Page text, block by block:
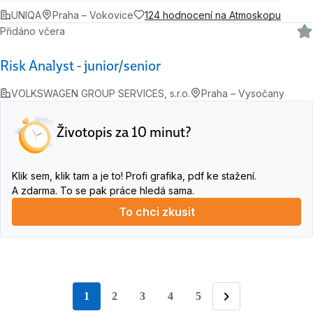
UNIQA
Praha – Vokovice 124 hodnocení na Atmoskopu
Risk Analyst - junior/senior
Přidáno včera
VOLKSWAGEN GROUP SERVICES, s.r.o. Praha – Vysočany
Životopis za 10 minut?
Klik sem, klik tam a je to! Profi grafika, pdf ke stažení.
A zdarma. To se pak práce hledá sama.
To chci zkusit
stránka
1 2 3 4 5
Následující